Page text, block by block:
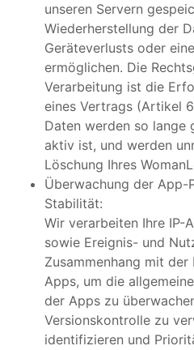
unseren Servern
Wiederherstellung der
Geräteverlusts oder
ermöglichen. Die
Verarbeitung ist die
eines Vertrags (Artikel
Daten werden so lange
aktiv ist, und werden
Löschung Ihres
Überwachung der App-
Stabilität:
Wir verarbeiten Ihre IP-
sowie Ereignis- und
Zusammenhang mit
Apps, um die
der Apps zu
Versionskontrolle zu
identifizieren und